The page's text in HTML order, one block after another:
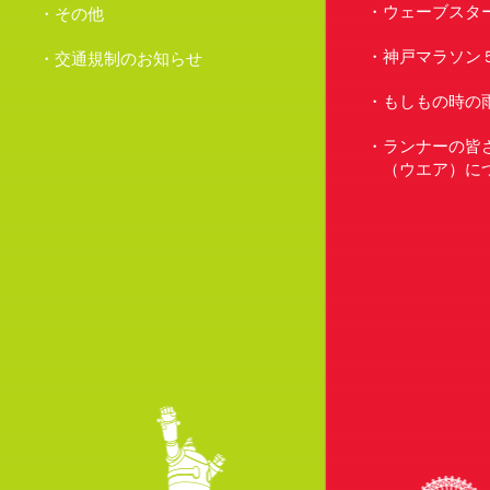
その他
交通規制のお知らせ
ウェーブスタ
神戸マラソン
もしもの時の
ランナーの皆
（ウエア）に